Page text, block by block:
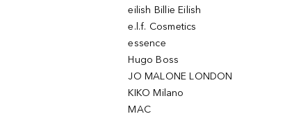
eilish Billie Eilish
e.l.f. Cosmetics
essence
Hugo Boss
JO MALONE LONDON
KIKO Milano
MAC